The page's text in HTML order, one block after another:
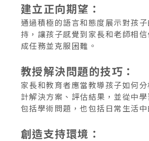
建立正向期望：
通過積極的語言和態度展示對孩
持，讓孩子感覺到家長和老師相
成任務並克服困難。
教授解決問題的技巧：
家長和教育者應當教導孩子如何
計解決方案、評估結果，並從中
包括學術問題，也包括日常生活中
創造支持環境：